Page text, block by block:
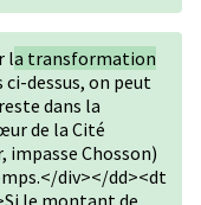
la transformation
dessus, on peut
dans la
de la Cité
impasse Chosson)
div></dd><dt
le montant de